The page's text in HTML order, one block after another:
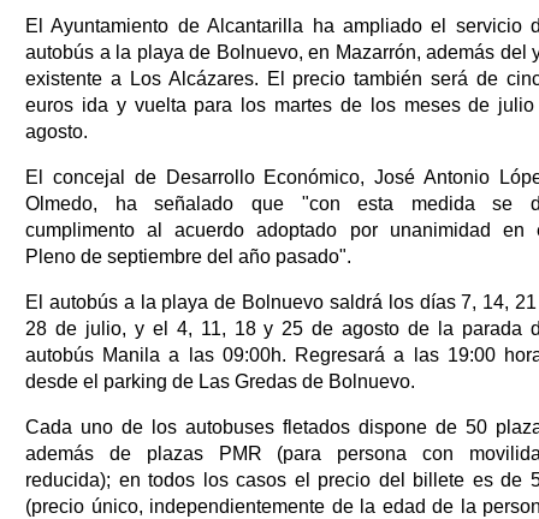
El Ayuntamiento de Alcantarilla ha ampliado el servicio
autobús a la playa de Bolnuevo, en Mazarrón, además del
existente a Los Alcázares. El precio también será de
euros ida y vuelta para los martes de los meses de
agosto.
El concejal de Desarrollo Económico, José Antonio
Olmedo, ha señalado que "con esta medida se
cumplimento al acuerdo adoptado por unanimidad en
Pleno de septiembre del año pasado".
El autobús a la playa de Bolnuevo saldrá los días 7, 14,
28 de julio, y el 4, 11, 18 y 25 de agosto de la parada
autobús Manila a las 09:00h. Regresará a las 19:00
desde el parking de Las Gredas de Bolnuevo.
Cada uno de los autobuses fletados dispone de 50
además de plazas PMR (para persona con
reducida); en todos los casos el precio del billete es de
(precio único, independientemente de la edad de la